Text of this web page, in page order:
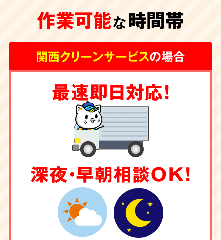
一切なし
関西クリーンサービスの会計は非常にシンプル
です。お見積りの際に、わかりやすい内訳で提
示させて頂く料金が全てです。お客様の承諾の
ない勝手な追加費用は一切頂きません。
除菌・消臭・ハウス
クリーニングもお任せ
害虫駆除
作業可能な時間帯
関西クリーンサービスの場合
最速即日対応！
深夜・早朝相談OK！